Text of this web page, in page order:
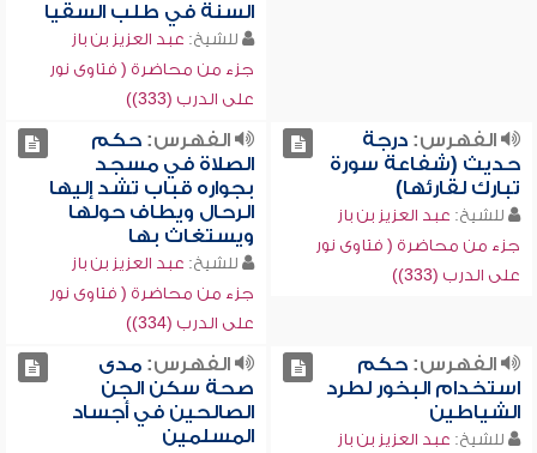
السنة في طلب السقيا
للشيخ: عبد العزيز بن باز
جزء من محاضرة ( فتاوى نور
على الدرب (333))
الفهرس:درجة
حديث (شفاعة سورة
تبارك لقارئها)
للشيخ: عبد العزيز بن باز
جزء من محاضرة ( فتاوى نور
على الدرب (333))
الفهرس:حكم
الصلاة في مسجد
بجواره قباب تشد إليها
الرحال ويطاف حولها
ويستغاث بها
للشيخ: عبد العزيز بن باز
جزء من محاضرة ( فتاوى نور
على الدرب (334))
الفهرس:حكم
استخدام البخور لطرد
الشياطين
للشيخ: عبد العزيز بن باز
الفهرس:مدى
صحة سكن الجن
الصالحين في أجساد
المسلمين